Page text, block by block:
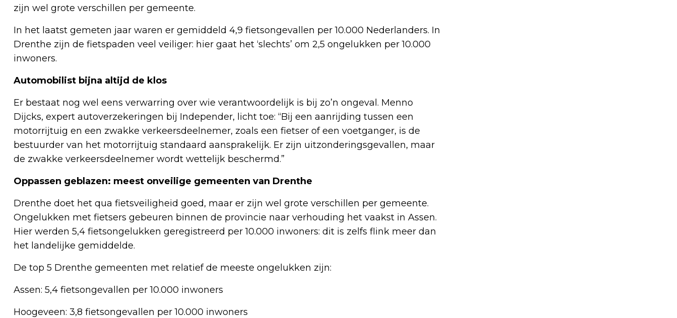
zijn wel grote verschillen per gemeente.
In het laatst gemeten jaar waren er gemiddeld 4,9 fietsongevallen per 10.000 Nederlanders. In
Drenthe zijn de fietspaden veel veiliger: hier gaat het ‘slechts’ om 2,5 ongelukken per 10.000
inwoners.
Automobilist bijna altijd de klos
Er bestaat nog wel eens verwarring over wie verantwoordelijk is bij zo’n ongeval. Menno
Dijcks, expert autoverzekeringen bij Independer, licht toe: “Bij een aanrijding tussen een
motorrijtuig en een zwakke verkeersdeelnemer, zoals een fietser of een voetganger, is de
bestuurder van het motorrijtuig standaard aansprakelijk. Er zijn uitzonderingsgevallen, maar
de zwakke verkeersdeelnemer wordt wettelijk beschermd.”
Oppassen geblazen: meest onveilige gemeenten van Drenthe
Drenthe doet het qua fietsveiligheid goed, maar er zijn wel grote verschillen per gemeente.
Ongelukken met fietsers gebeuren binnen de provincie naar verhouding het vaakst in Assen.
Hier werden 5,4 fietsongelukken geregistreerd per 10.000 inwoners: dit is zelfs flink meer dan
het landelijke gemiddelde.
De top 5 Drenthe gemeenten met relatief de meeste ongelukken zijn:
Assen: 5,4 fietsongevallen per 10.000 inwoners
Hoogeveen: 3,8 fietsongevallen per 10.000 inwoners